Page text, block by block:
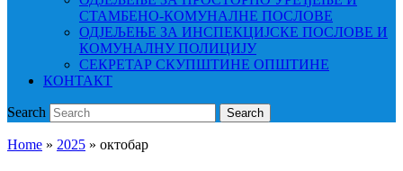
СТАМБЕНО-КОМУНАЛНЕ ПОСЛОВЕ
ОДЈЕЉЕЊЕ ЗА ИНСПЕКЦИЈСКЕ ПОСЛОВЕ И
КОМУНАЛНУ ПОЛИЦИЈУ
СЕКРЕТАР СКУПШТИНЕ ОПШТИНЕ
КОНТАКТ
Search Search
Home » 2025 » октобар